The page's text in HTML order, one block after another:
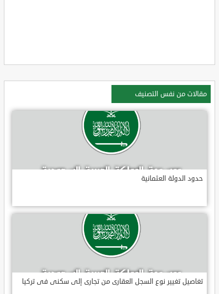
مقالات من نفس التصنيف
حدود الدولة العثمانية
تغاصيل تغيير نوع السجل العقارى من تجارى إلى سكنى فى تركيا